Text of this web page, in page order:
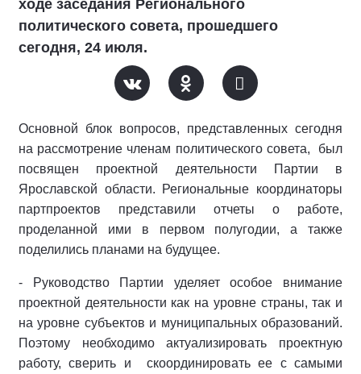
ходе заседания Регионального
политического совета, прошедшего
сегодня, 24 июля.
Основной блок вопросов, представленных сегодня
на рассмотрение членам политического совета, был
посвящен проектной деятельности Партии в
Ярославской области. Региональные координаторы
партпроектов представили отчеты о работе,
проделанной ими в первом полугодии, а также
поделились планами на будущее.
- Руководство Партии уделяет особое внимание
проектной деятельности как на уровне страны, так и
на уровне субъектов и муниципальных образований.
Поэтому необходимо актуализировать проектную
работу, сверить и скоординировать ее с самыми